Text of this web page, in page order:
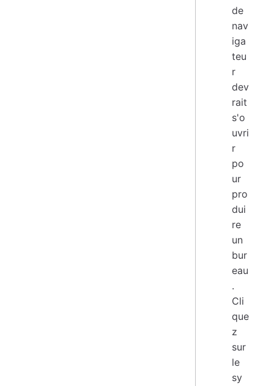
de
nav
iga
teu
r
dev
rait
s'o
uvri
r
po
ur
pro
dui
re
un
bur
eau
.
Cli
que
z
sur
le
sy